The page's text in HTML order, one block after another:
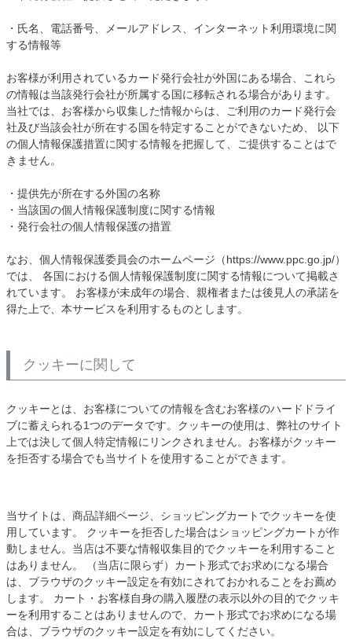
・氏名、電話番号、メールアドレス、インターネット利用環境に関
する情報等
お客様が利用されているカード発行会社が外国にある場合、これら
の情報は当該発行会社が所属する国に移転される場合があります。
当社では、お客様から収集した情報からは、ご利用のカード発行会
社及び当該会社が所在する国を特定することができないため、 以下
の個人情報保護措置に関する情報を把握して、ご提供することはで
きません。
・提供先が所在する外国の名称
・当該国の個人情報保護制度に関する情報
・発行会社の個人情報保護の措置
なお、個人情報保護委員会のホームページ（https://www.ppc.go.jp/）
では、 各国における個人情報保護制度に関する情報について掲載さ
れています。 お客様が未成年の場合、親権者または後見人の承諾を
得た上で、本サービスを利用するものとします。
クッキーに関して
クッキーとは、お客様についての情報を含むお客様のハードドライ
ブに蓄えられる1つのデータです。クッキーの使用は、弊社のサイト
上では決して個人特定情報にリンクされません。お客様がクッキー
を拒否する場合でも当サイトを使用することができます。
当サイトは、商品詳細ページ、ショッピングカートでクッキーを使
用しています。 クッキーを拒否した場合はショッピングカートが作
動しません。当店は不要な情報収集目的でクッキーを利用すること
はありません。 （当店に限らず）カート形式でお求めになる場合
は、ブラウザのクッキー設定を有効にされておかれることをお薦め
します。 カート・お客様自身の購入履歴の表示以外の目的でクッキ
ーを利用することはありませんので、カート形式でお求めになる場
合は、ブラウザのクッキー設定を有効にしてください。